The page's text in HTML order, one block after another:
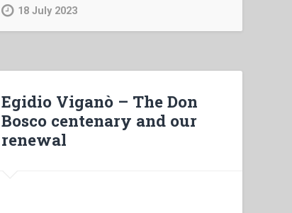
progetti
scolastici
della
rivoluzione
18 July 2023
Egidio Viganò – The Don
Bosco centenary and our
renewal